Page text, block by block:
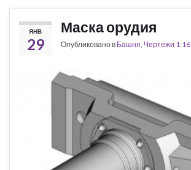
ЯНВ
29
Маска орудия
Опубликовано в Башня Чертежи 1:16